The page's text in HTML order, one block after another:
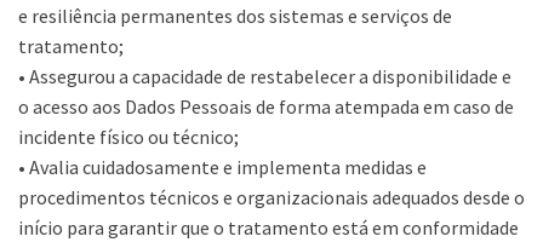
e resiliência permanentes dos sistemas e serviços de
tratamento;
• Assegurou a capacidade de restabelecer a disponibilidade e
o acesso aos Dados Pessoais de forma atempada em caso de
incidente físico ou técnico;
• Avalia cuidadosamente e implementa medidas e
procedimentos técnicos e organizacionais adequados desde o
início para garantir que o tratamento está em conformidade